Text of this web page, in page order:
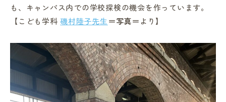
総合図書館
プライバシーポリシー
も、キャンパス内での学校探検の機会を作っています。
【こども学科磯村陸子先生＝写真＝ より】